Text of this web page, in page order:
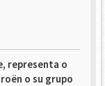
representa o
o su grupo